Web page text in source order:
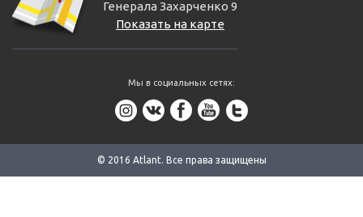
Генерала Захарченко 9
Показать на карте
Мы в социальных сетях:
© 2016 Аtlant. Все права защищены